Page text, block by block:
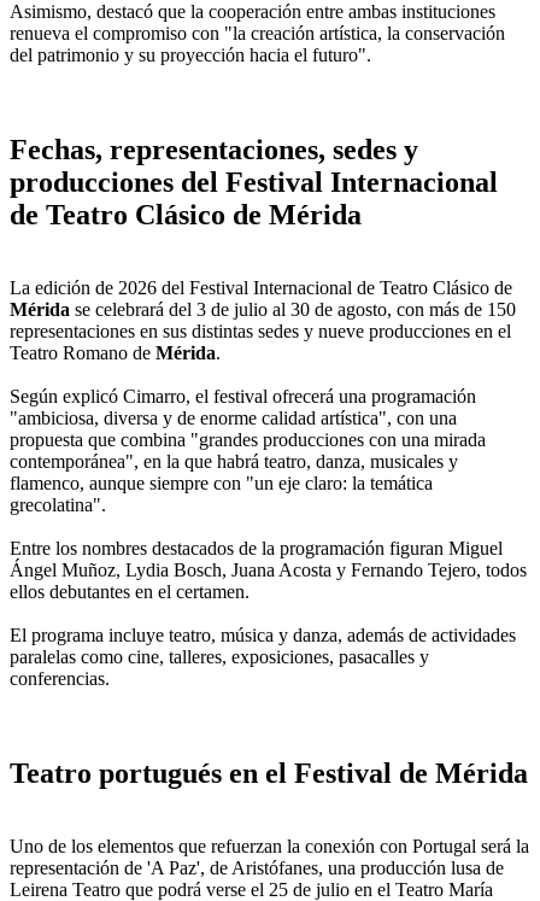
Asimismo, destacó que la cooperación entre ambas instituciones
renueva el compromiso con "la creación artística, la conservación
del patrimonio y su proyección hacia el futuro".
Fechas, representaciones, sedes y
producciones del Festival Internacional
de Teatro Clásico de Mérida
La edición de 2026 del Festival Internacional de Teatro Clásico de
Mérida se celebrará del 3 de julio al 30 de agosto, con más de 150
representaciones en sus distintas sedes y nueve producciones en el
Teatro Romano de Mérida.
Según explicó Cimarro, el festival ofrecerá una programación
"ambiciosa, diversa y de enorme calidad artística", con una
propuesta que combina "grandes producciones con una mirada
contemporánea", en la que habrá teatro, danza, musicales y
flamenco, aunque siempre con "un eje claro: la temática
grecolatina".
Entre los nombres destacados de la programación figuran Miguel
Ángel Muñoz, Lydia Bosch, Juana Acosta y Fernando Tejero, todos
ellos debutantes en el certamen.
El programa incluye teatro, música y danza, además de actividades
paralelas como cine, talleres, exposiciones, pasacalles y
conferencias.
Teatro portugués en el Festival de Mérida
Uno de los elementos que refuerzan la conexión con Portugal será la
representación de 'A Paz', de Aristófanes, una producción lusa de
Leirena Teatro que podrá verse el 25 de julio en el Teatro María